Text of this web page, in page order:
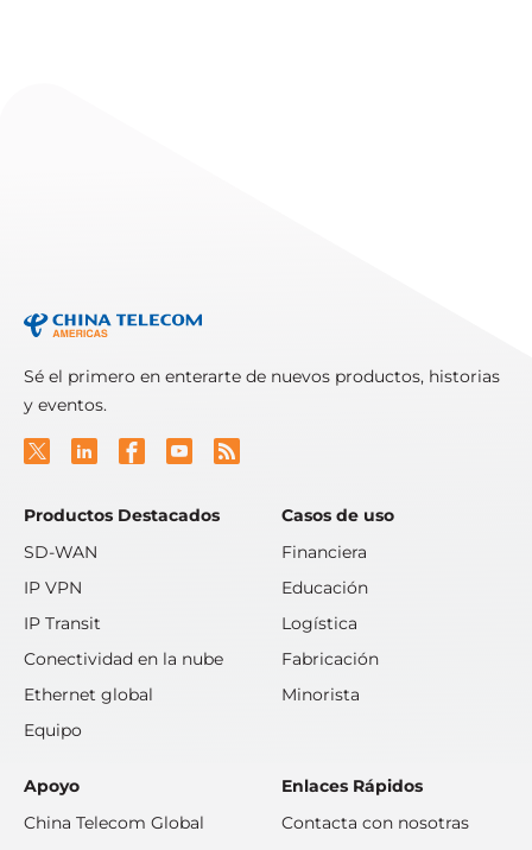
Sé el primero en enterarte de nuevos productos, historias
y eventos.
Productos Destacados
SD-WAN
IP VPN
IP Transit
Conectividad en la nube
Ethernet global
Equipo
Casos de uso
Financiera
Educación
Logística
Fabricación
Minorista
Apoyo
China Telecom Global
Enlaces Rápidos
Contacta con nosotras